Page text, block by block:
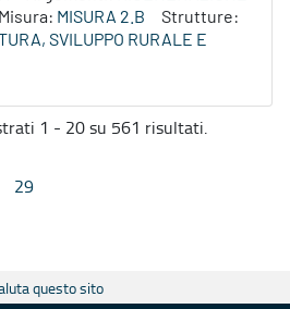
Misura: MISURA 2.B
Strutture:
SVILUPPO RURALE E
1 - 20 su 561 risultati.
intermedie
Pagina
29
questo sito